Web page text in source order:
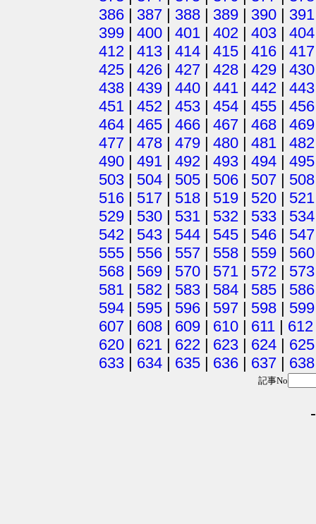
386 | 387 | 388 | 389 | 390 | 391
399 | 400 | 401 | 402 | 403 | 404
412 | 413 | 414 | 415 | 416 | 417
425 | 426 | 427 | 428 | 429 | 430
438 | 439 | 440 | 441 | 442 | 443
451 | 452 | 453 | 454 | 455 | 456
464 | 465 | 466 | 467 | 468 | 469
477 | 478 | 479 | 480 | 481 | 482
490 | 491 | 492 | 493 | 494 | 495
503 | 504 | 505 | 506 | 507 | 508
516 | 517 | 518 | 519 | 520 | 521
529 | 530 | 531 | 532 | 533 | 534
542 | 543 | 544 | 545 | 546 | 547
555 | 556 | 557 | 558 | 559 | 560
568 | 569 | 570 | 571 | 572 | 573
581 | 582 | 583 | 584 | 585 | 586
594 | 595 | 596 | 597 | 598 | 599
607 | 608 | 609 | 610 | 611 | 612
620 | 621 | 622 | 623 | 624 | 625
633 | 634 | 635 | 636 | 637 | 638
記事No